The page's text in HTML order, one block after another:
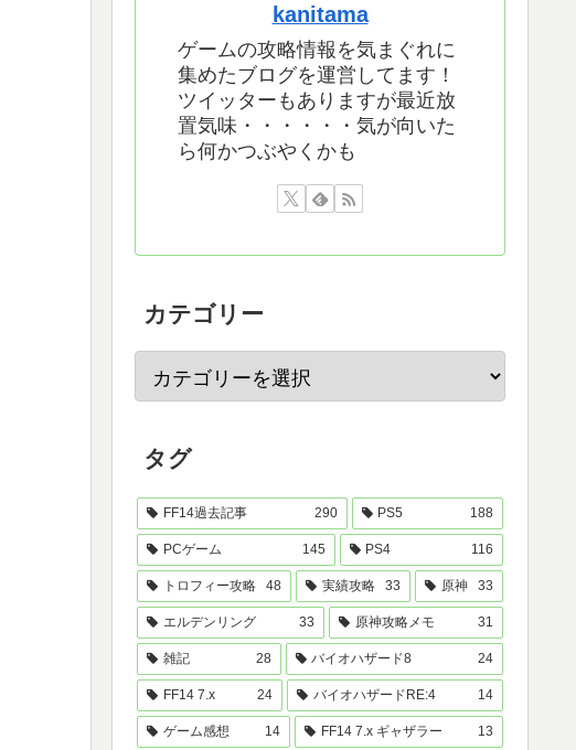
kanitama
ゲームの攻略情報を気まぐれに
集めたブログを運営してます！
ツイッターもありますが最近放
置気味・・・・・・気が向いた
ら何かつぶやくかも
カテゴリー
タグ
FF14過去記事 290 PS5 188
PCゲーム 145 PS4 116
トロフィー攻略 48 実績攻略 33 原神 33
エルデンリング 33 原神攻略メモ 31
雑記 28 バイオハザード8 24
FF14 7.x 24 バイオハザードRE:4 14
ゲーム感想 14 FF14 7.x ギャザラー 13